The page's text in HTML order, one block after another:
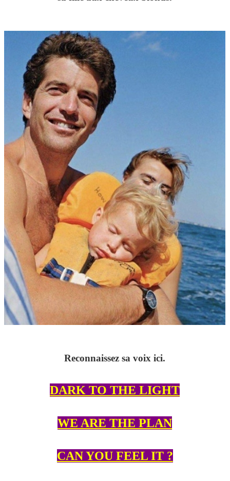
Reconnaissez sa voix ici.
DARK TO THE LIGHT
WE ARE THE PLAN
CAN YOU FEEL IT ?